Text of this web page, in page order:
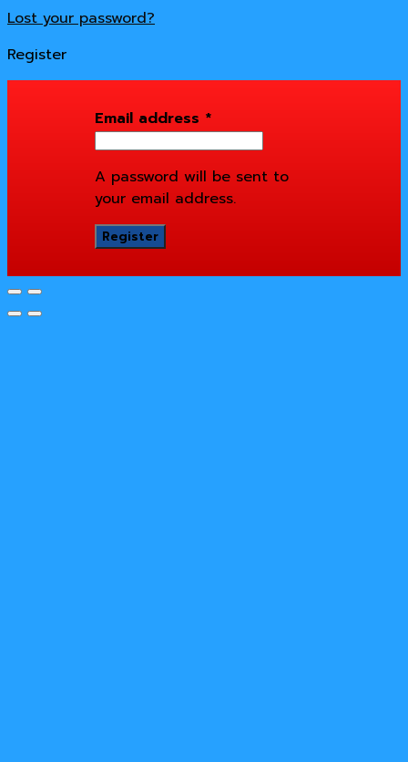
Lost your password?
Register
Email address *
A password will be sent to
your email address.
Register